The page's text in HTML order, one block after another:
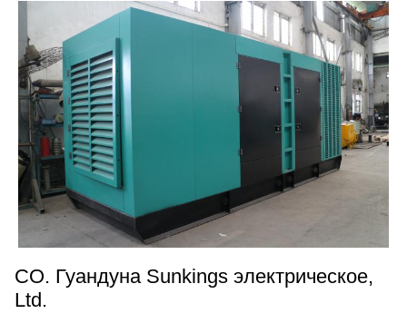
CO. Гуандуна Sunkings электрическое,
Ltd.